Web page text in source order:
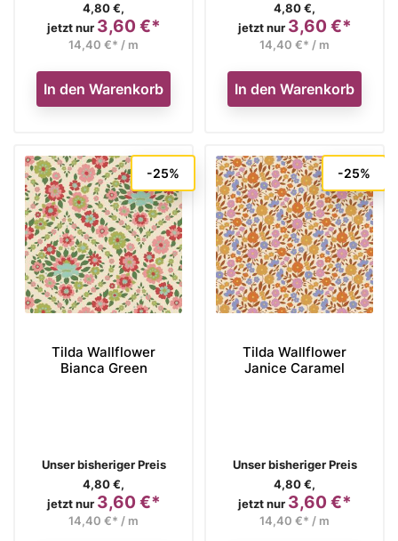
4,80 €,
jetzt nur Preis
3,60 €*
14,40 €* / m
In den Warenkorb
4,80 €,
jetzt nur Preis
3,60 €*
14,40 €* / m
In den Warenkorb
Tilda Wallflower
Bianca Green
Verkaufspreis
Unser bisheriger Preis
4,80 €,
jetzt nur
-25%
Preis
3,60 €*
14,40 €* / m
Tilda Wallflower
Janice Caramel
Verkaufspreis
Unser bisheriger Preis
4,80 €,
jetzt nur
-25%
Preis
3,60 €*
14,40 €* / m